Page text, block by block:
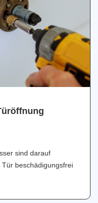
sind darauf
beschädigungsfrei